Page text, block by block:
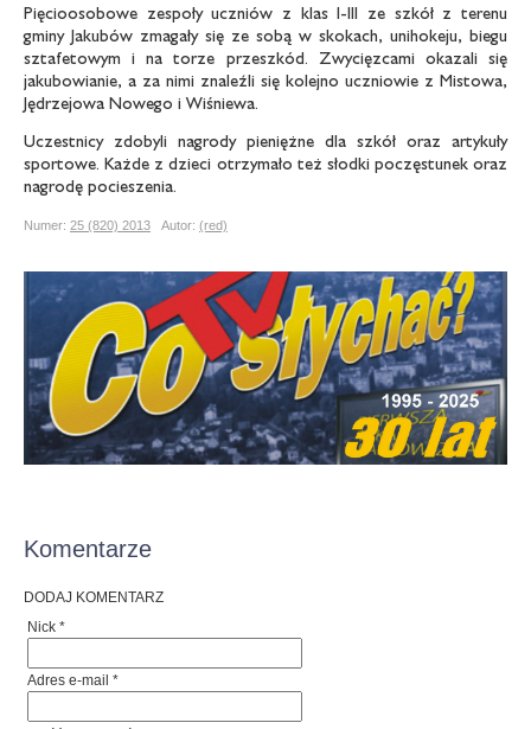
Pięcioosobowe zespoły uczniów z klas I-III ze szkół z terenu
gminy Jakubów zmagały się ze sobą w skokach, unihokeju, biegu
sztafetowym i na torze przeszkód. Zwycięzcami okazali się
jakubowianie, a za nimi znaleźli się kolejno uczniowie z Mistowa,
Jędrzejowa Nowego i Wiśniewa.
Uczestnicy zdobyli nagrody pieniężne dla szkół oraz artykuły
sportowe. Każde z dzieci otrzymało też słodki poczęstunek oraz
nagrodę pocieszenia.
Numer: 25 (820) 2013 Autor: (red)
Komentarze
DODAJ KOMENTARZ
Nick *
Adres e-mail *